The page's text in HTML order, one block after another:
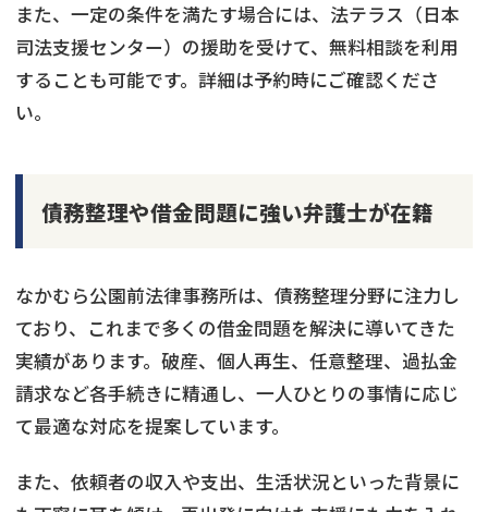
また、一定の条件を満たす場合には、法テラス（日本
司法支援センター）の援助を受けて、無料相談を利用
することも可能です。詳細は予約時にご確認くださ
い。
債務整理や借金問題に強い弁護士が在籍
なかむら公園前法律事務所は、債務整理分野に注力し
ており、これまで多くの借金問題を解決に導いてきた
実績があります。破産、個人再生、任意整理、過払金
請求など各手続きに精通し、一人ひとりの事情に応じ
て最適な対応を提案しています。
また、依頼者の収入や支出、生活状況といった背景に